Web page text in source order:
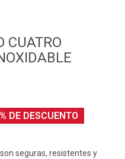
CUATRO
DE DESCUENTO
seguras, resistentes y